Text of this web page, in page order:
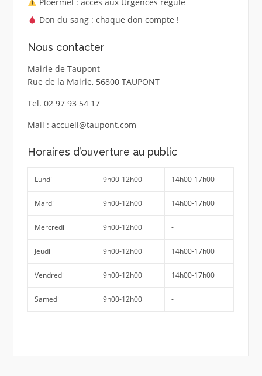
Ploërmel : accès aux Urgences régulé
Don du sang : chaque don compte !
Nous contacter
Mairie de Taupont
Rue de la Mairie, 56800 TAUPONT
Tel. 02 97 93 54 17
Mail : accueil@taupont.com
Horaires d’ouverture au public
Lundi 9h00-12h00 14h00-17h00
Mardi 9h00-12h00 14h00-17h00
Mercredi 9h00-12h00 -
Jeudi 9h00-12h00 14h00-17h00
Vendredi 9h00-12h00 14h00-17h00
Samedi 9h00-12h00 -